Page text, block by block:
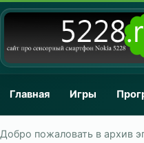
Главная Игры
Добро пожаловать в архив